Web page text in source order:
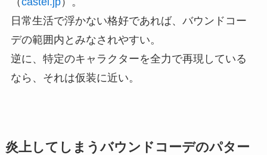
日常生活で浮かない格好であれば、バウンドコー
デの範囲内とみなされやすい。
逆に、特定のキャラクターを全力で再現している
なら、それは仮装に近い。
炎上してしまうバウンドコーデのパター